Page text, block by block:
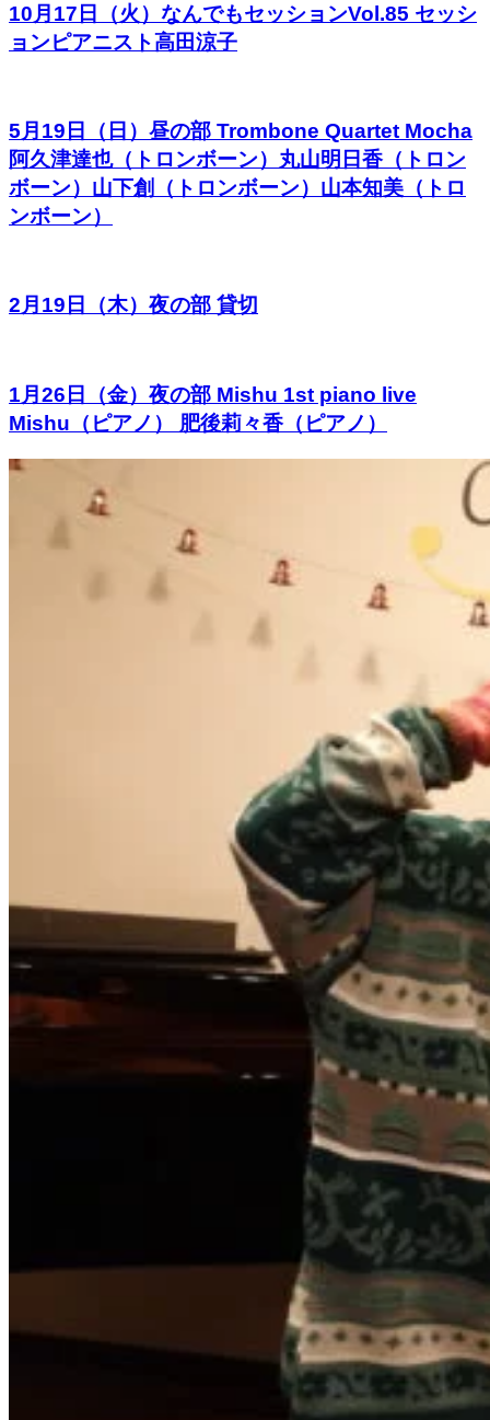
10月17日（火）なんでもセッションVol.85 セッシ
ョンピアニスト高田涼子
5月19日（日）昼の部 Trombone Quartet Mocha
阿久津達也（トロンボーン）丸山明日香（トロン
ボーン）山下創（トロンボーン）山本知美（トロ
ンボーン）
2月19日（木）夜の部 貸切
1月26日（金）夜の部 Mishu 1st piano live
Mishu（ピアノ） 肥後莉々香（ピアノ）